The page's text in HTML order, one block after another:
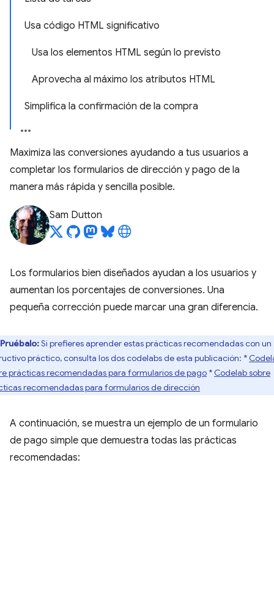
Usa código HTML significativo
Usa los elementos HTML según lo previsto
Aprovecha al máximo los atributos HTML
Simplifica la confirmación de la compra
Maximiza las conversiones ayudando a tus usuarios a
completar los formularios de dirección y pago de la
manera más rápida y sencilla posible.
Sam Dutton
Los formularios bien diseñados ayudan a los usuarios y
aumentan los porcentajes de conversiones. Una
pequeña corrección puede marcar una gran diferencia.
Pruébalo:Si prefieres aprender estas prácticas recomendadas con un
práctico, consulta los dos codelabs de esta publicación: *
prácticas recomendadas para formularios de pago * Codelab sobre
recomendadas para formularios de dirección
A continuación, se muestra un ejemplo de un formulario
de pago simple que demuestra todas las prácticas
recomendadas: